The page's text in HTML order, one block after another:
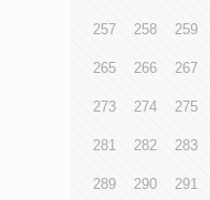
257 258 259
265 266 267
273 274 275
281 282 283
289 290 291